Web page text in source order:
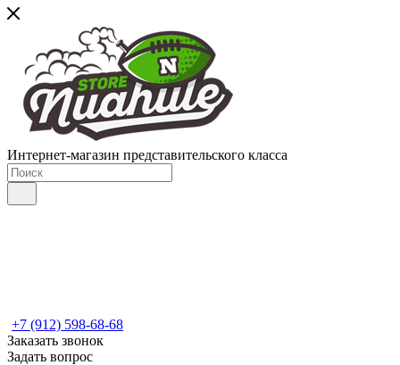
Интернет-магазин представительского класса
+7 (912) 598-68-68
Заказать звонок
Задать вопрос